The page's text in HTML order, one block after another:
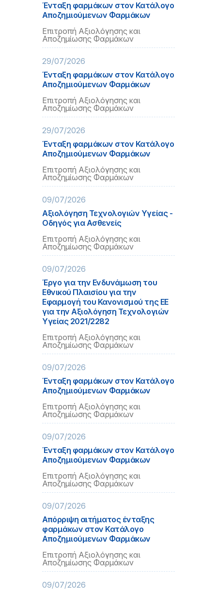
Ένταξη φαρμάκων στον Κατάλογο
Αποζημιούμενων Φαρμάκων
Επιτροπή Αξιολόγησης και
Αποζημίωσης Φαρμάκων
29/07/2026
Ένταξη φαρμάκων στον Κατάλογο
Αποζημιούμενων Φαρμάκων
Επιτροπή Αξιολόγησης και
Αποζημίωσης Φαρμάκων
29/07/2026
Ένταξη φαρμάκων στον Κατάλογο
Αποζημιούμενων Φαρμάκων
Επιτροπή Αξιολόγησης και
Αποζημίωσης Φαρμάκων
09/07/2026
Αξιολόγηση Τεχνολογιών Υγείας -
Οδηγός για Ασθενείς
Επιτροπή Αξιολόγησης και
Αποζημίωσης Φαρμάκων
09/07/2026
Έργο για την Ενδυνάμωση του
Εθνικού Πλαισίου για την
Εφαρμογή του Κανονισμού της ΕΕ
για την Αξιολόγηση Τεχνολογιών
Υγείας 2021/2282
Επιτροπή Αξιολόγησης και
Αποζημίωσης Φαρμάκων
09/07/2026
Ένταξη φαρμάκων στον Κατάλογο
Αποζημιούμενων Φαρμάκων
Επιτροπή Αξιολόγησης και
Αποζημίωσης Φαρμάκων
09/07/2026
Ένταξη φαρμάκων στον Κατάλογο
Αποζημιούμενων Φαρμάκων
Επιτροπή Αξιολόγησης και
Αποζημίωσης Φαρμάκων
09/07/2026
Απόρριψη αιτήματος ένταξης
φαρμάκων στον Κατάλογο
Αποζημιούμενων Φαρμάκων
Επιτροπή Αξιολόγησης και
Αποζημίωσης Φαρμάκων
09/07/2026